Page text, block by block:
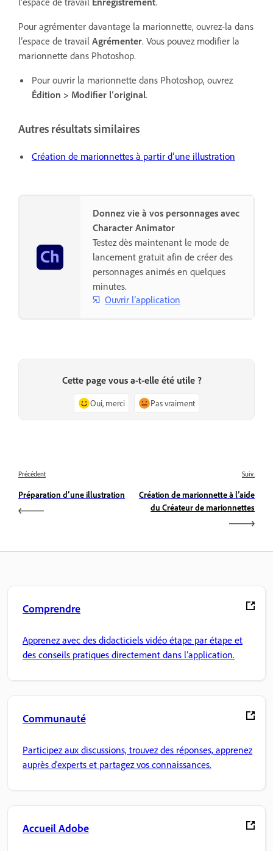
Pour agrémenter davantage la marionnette, ouvrez-la dans
l’espace de travail Agrémenter. Vous pouvez modifier la
marionnette dans Photoshop.
Pour ouvrir la marionnette dans Photoshop, ouvrez
Édition > Modifier l’original.
Autres résultats similaires
Création de marionnettes à partir dʼune illustration
Donnez vie à vos personnages avec
Character Animator
Testez dès maintenant le mode de
lancement gratuit afin de créer des
personnages animés en quelques
minutes.
Ouvrir l’application
Cette page vous a-t-elle été utile ?
Oui, merci Pas vraiment
Précédent
Préparation d’une illustration
Suiv.
Création de marionnette à l’aide
du Créateur de marionnettes
Comprendre
Apprenez avec des didacticiels vidéo étape par étape et
des conseils pratiques directement dans l’application.
Communauté
Participez aux discussions, trouvez des réponses, apprenez
auprès d'experts et partagez vos connaissances.
Accueil Adobe